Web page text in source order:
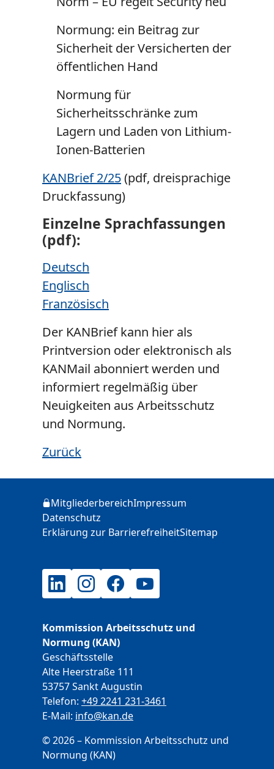
Normung: ein Beitrag zur
Sicherheit der Versicherten der
öffentlichen Hand
Normung für
Sicherheitsschränke zum
Lagern und Laden von Lithium-
Ionen-Batterien
KANBrief 2/25(pdf, dreisprachige
Druckfassung)
Einzelne Sprachfassungen
(pdf):
Deutsch
Englisch
Französisch
Der KANBrief kann hier als
Printversion oder elektronisch als
KANMail abonniert werden und
informiert regelmäßig über
Neuigkeiten aus Arbeitsschutz
und Normung.
Zurück
Login
MitgliederbereichImpressum
Datenschutz
Erklärung zur BarrierefreiheitSitemap
LinkedInInstagramFacebookYouTube
Kommission Arbeitsschutz und
Normung (KAN)
Geschäftsstelle
Alte Heerstraße 111
53757 Sankt Augustin
Telefon: +49 2241 231-3461
E-Mail: E-Mail
info@kan.de
© 2026 – Kommission Arbeitsschutz und
Normung (KAN)